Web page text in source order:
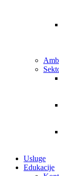
Usluge
Edukacije